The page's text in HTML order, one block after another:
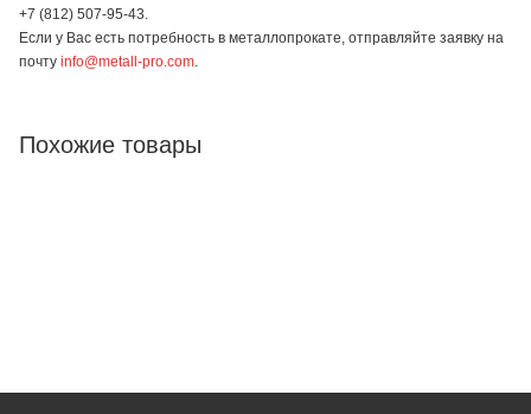
+7 (812) 507-95-43.
Если у Вас есть потребность в металлопрокате, отправляйте заявку на
почту info@metall-pro.com
Похожие товары